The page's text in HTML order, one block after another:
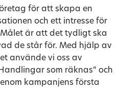
för att skapa en
och ett intresse för
är att det tydligt ska
de står för. Med hjälp av
använde vi oss av
som räknas” och
kampanjens första